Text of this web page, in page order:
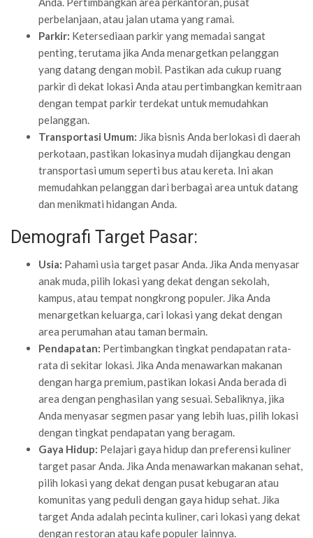
perbelanjaan, atau jalan utama yang ramai.
Parkir: Ketersediaan parkir yang memadai sangat
penting, terutama jika Anda menargetkan pelanggan
yang datang dengan mobil. Pastikan ada cukup ruang
parkir di dekat lokasi Anda atau pertimbangkan kemitraan
dengan tempat parkir terdekat untuk memudahkan
pelanggan.
Transportasi Umum: Jika bisnis Anda berlokasi di daerah
perkotaan, pastikan lokasinya mudah dijangkau dengan
transportasi umum seperti bus atau kereta. Ini akan
memudahkan pelanggan dari berbagai area untuk datang
dan menikmati hidangan Anda.
Demografi Target Pasar:
Usia: Pahami usia target pasar Anda. Jika Anda menyasar
anak muda, pilih lokasi yang dekat dengan sekolah,
kampus, atau tempat nongkrong populer. Jika Anda
menargetkan keluarga, cari lokasi yang dekat dengan
area perumahan atau taman bermain.
Pendapatan: Pertimbangkan tingkat pendapatan rata-
rata di sekitar lokasi. Jika Anda menawarkan makanan
dengan harga premium, pastikan lokasi Anda berada di
area dengan penghasilan yang sesuai. Sebaliknya, jika
Anda menyasar segmen pasar yang lebih luas, pilih lokasi
dengan tingkat pendapatan yang beragam.
Gaya Hidup: Pelajari gaya hidup dan preferensi kuliner
target pasar Anda. Jika Anda menawarkan makanan sehat,
pilih lokasi yang dekat dengan pusat kebugaran atau
komunitas yang peduli dengan gaya hidup sehat. Jika
target Anda adalah pecinta kuliner, cari lokasi yang dekat
dengan restoran atau kafe populer lainnya.